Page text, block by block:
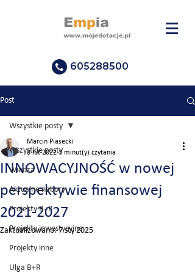
605288500
Post
Wszystkie posty
Wiedza
Aktualne nabory
Projekty B+R
Projekty inwestycyjne
Projekty inne
Ulga B+R
Wszystkie posty
INNOWACYJNOŚĆ w nowej
perspektywie finansowej
2021-2027
Marcin Piasecki
8 lut 2022 3 minut(y) czytania
Zaktualizowano:7 sty 2025